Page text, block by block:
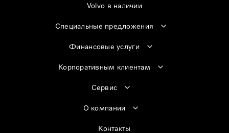
Volvo в наличии
Специальные предложения
Финансовые услуги
Корпоративным клиентам
Сервис
О компании
Контакты